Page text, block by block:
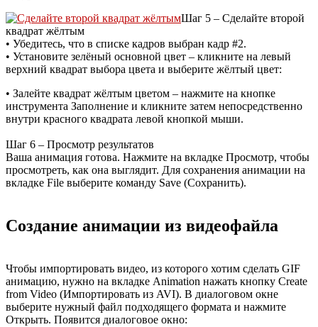
Шаг 5 – Сделайте второй
квадрат жёлтым
• Убедитесь, что в списке кадров выбран кадр #2.
• Установите зелёный основной цвет – кликните на левый
верхний квадрат выбора цвета и выберите жёлтый цвет:
• Залейте квадрат жёлтым цветом – нажмите на кнопке
инструмента Заполнение и кликните затем непосредственно
внутри красного квадрата левой кнопкой мыши.
Шаг 6 – Просмотр результатов
Ваша анимация готова. Нажмите на вкладке Просмотр, чтобы
просмотреть, как она выглядит. Для сохранения анимации на
вкладке File выберите команду Save (Сохранить).
Создание анимации из видеофайла
Чтобы импортировать видео, из которого хотим сделать GIF
анимацию, нужно на вкладке Animation нажать кнопку Create
from Video (Импортировать из AVI). В диалоговом окне
выберите нужный файл подходящего формата и нажмите
Открыть. Появится диалоговое окно: